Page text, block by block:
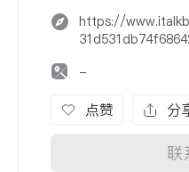
https://
-
点赞 分
联